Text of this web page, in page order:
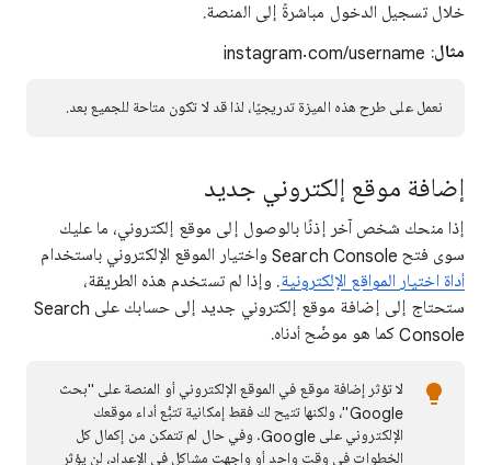
خلال تسجيل الدخول مباشرةً إلى المنصة.
مثال: instagram.com/username
نعمل على طرح هذه الميزة تدريجيًا، لذا قد لا تكون متاحة للجميع بعد.
إضافة موقع إلكتروني جديد
إذا منحك شخص آخر إذنًا بالوصول إلى موقع إلكتروني، ما عليك
سوى فتح Search Console واختيار الموقع الإلكتروني باستخدام
أداة اختيار المواقع الإلكترونية. وإذا لم تستخدم هذه الطريقة،
ستحتاج إلى إضافة موقع إلكتروني جديد إلى حسابك على Search
Console كما هو موضّح أدناه.
لا تؤثر إضافة موقع في الموقع الإلكتروني أو المنصة على "بحث
Google"، ولكنها تتيح لك فقط إمكانية تتبُّع أداء موقعك
الإلكتروني على Google. وفي حال لم تتمكن من إكمال كل
الخطوات في وقت واحد أو واجهت مشاكل في الإعداد، لن يؤثر